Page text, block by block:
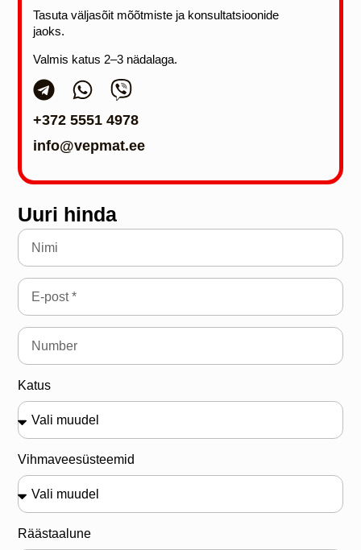
Tasuta väljasõit mõõtmiste ja konsultatsioonide
jaoks.
Valmis katus 2–3 nädalaga.
+372 5551 4978
info@vepmat.ee
Uuri hinda
Katus
Vihmaveesüsteemid
Räästaalune